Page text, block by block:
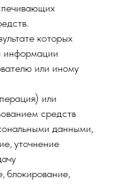
которых
информации
или иному
или
средств
данными,
уточнение
блокирование,